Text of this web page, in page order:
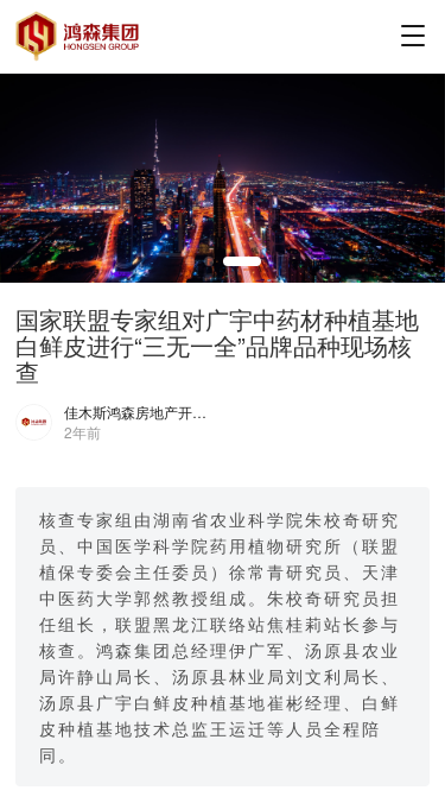
T
n
a
v
i
g
t
国家联盟专家组对广宇中药材种植基地
白鲜皮进行“三无一全”品牌品种现场核
查
佳木斯鸿森房地产开发有限公司
2年前
核查专家组由湖南省农业科学院朱校奇研究
员、中国医学科学院药用植物研究所（联盟
植保专委会主任委员）徐常青研究员、天津
中医药大学郭然教授组成。朱校奇研究员担
任组长，联盟黑龙江联络站焦桂莉站长参与
核查。鸿森集团总经理伊广军、汤原县农业
局许静山局长、汤原县林业局刘文利局长、
汤原县广宇白鲜皮种植基地崔彬经理、白鲜
皮种植基地技术总监王运迁等人员全程陪
同。